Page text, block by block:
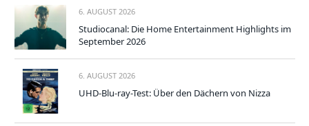
6. AUGUST 2026
Studiocanal: Die Home Entertainment Highlights im
September 2026
6. AUGUST 2026
UHD-Blu-ray-Test: Über den Dächern von Nizza